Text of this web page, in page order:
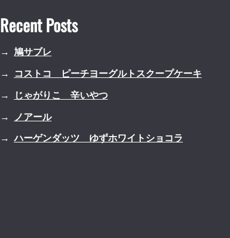
Recent Posts
鳩サブレ
コストコ ピーチヨーグルトスクープケーキ
じゃがりこ 辛いやつ
ノアール
ハーゲンダッツ ゆずホワイトショコラ